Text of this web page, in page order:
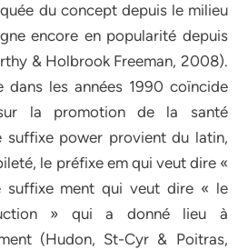
du concept depuis le milieu
encore en popularité depuis
& Holbrook Freeman, 2008).
dans les années 1990 coïncide
la promotion de la santé
suffixe power provient du latin,
le préfixe em qui veut dire «
ment qui veut dire « le
» qui a donné lieu à
(Hudon, St-Cyr & Poitras,